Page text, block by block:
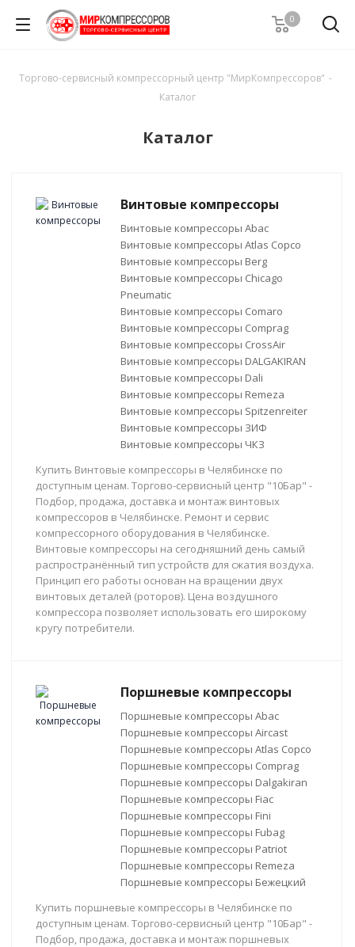
0
Торгово-сервисный компрессорный центр "МирКомпрессоров" -
Каталог
Каталог
Винтовые компрессоры
Винтовые компрессоры Abac
Винтовые компрессоры Atlas Copco
Винтовые компрессоры Berg
Винтовые компрессоры Chicago
Pneumatic
Винтовые компрессоры Comaro
Винтовые компрессоры Comprag
Винтовые компрессоры CrossAir
Винтовые компрессоры DALGAKIRAN
Винтовые компрессоры Dali
Винтовые компрессоры Remeza
Винтовые компрессоры Spitzenreiter
Винтовые компрессоры ЗИФ
Винтовые компрессоры ЧКЗ
Купить Винтовые компрессоры в Челябинске по
доступным ценам. Торгово-сервисный центр "10Бар" -
Подбор, продажа, доставка и монтаж винтовых
компрессоров в Челябинске. Ремонт и сервис
компрессорного оборудования в Челябинске.
Винтовые компрессоры на сегодняшний день самый
распространённый тип устройств для сжатия воздуха.
Принцип его работы основан на вращении двух
винтовых деталей (роторов). Цена воздушного
компрессора позволяет использовать его широкому
кругу потребители.
Поршневые компрессоры
Поршневые компрессоры Abac
Поршневые компрессоры Aircast
Поршневые компрессоры Atlas Copco
Поршневые компрессоры Comprag
Поршневые компрессоры Dalgakiran
Поршневые компрессоры Fiac
Поршневые компрессоры Fini
Поршневые компрессоры Fubag
Поршневые компрессоры Patriot
Поршневые компрессоры Remeza
Поршневые компрессоры Бежецкий
Купить поршневые компрессоры в Челябинске по
доступным ценам. Торгово-сервисный центр "10Бар" -
Подбор, продажа, доставка и монтаж поршневых